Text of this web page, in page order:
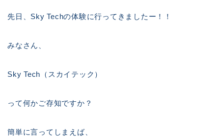
先日、Sky Techの体験に行ってきましたー！！
みなさん、
Sky Tech（スカイテック）
って何かご存知ですか？
簡単に言ってしまえば、